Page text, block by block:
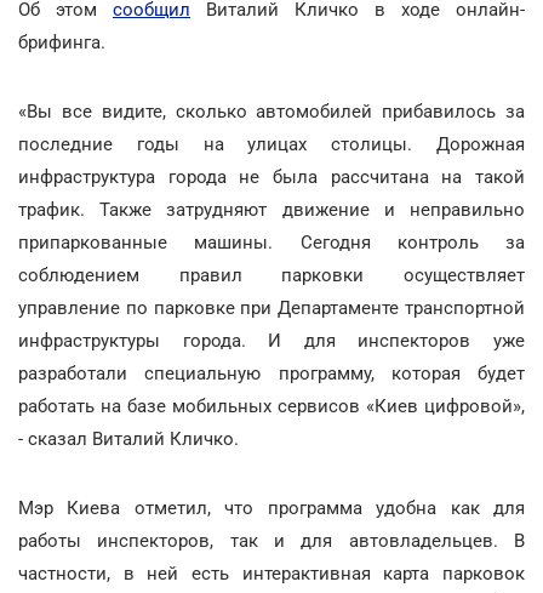
Об этом сообщил Виталий Кличко в ходе онлайн-
брифинга.
«Вы все видите, сколько автомобилей прибавилось за
последние годы на улицах столицы. Дорожная
инфраструктура города не была рассчитана на такой
трафик. Также затрудняют движение и неправильно
припаркованные машины. Сегодня контроль за
соблюдением правил парковки осуществляет
управление по парковке при Департаменте транспортной
инфраструктуры города. И для инспекторов уже
разработали специальную программу, которая будет
работать на базе мобильных сервисов «Киев цифровой»,
- сказал Виталий Кличко.
Мэр Киева отметил, что программа удобна как для
работы инспекторов, так и для автовладельцев. В
частности, в ней есть интерактивная карта парковок